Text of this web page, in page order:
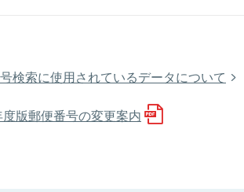
検索に使用されているデータについて
版郵便番号の変更案内